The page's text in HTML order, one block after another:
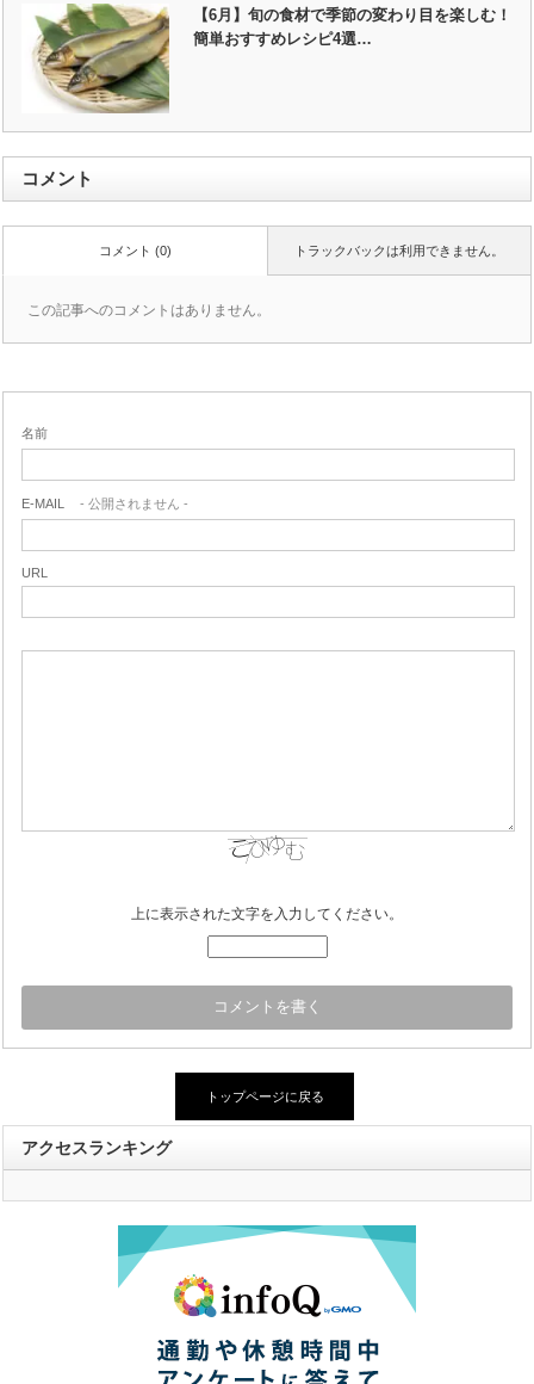
【6月】旬の食材で季節の変わり目を楽しむ！
簡単おすすめレシピ4選…
コメント
トラックバックは利用できません。
コメント (0)
この記事へのコメントはありません。
名前
E-MAIL - 公開されません -
URL
上に表示された文字を入力してください。
トップページに戻る
アクセスランキング